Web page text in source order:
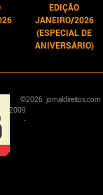
EDIÇÃO
JANEIRO/2026
(ESPECIAL DE
ANIVERSÁRIO)
©
2009
-
2026 jornaldireitos.com